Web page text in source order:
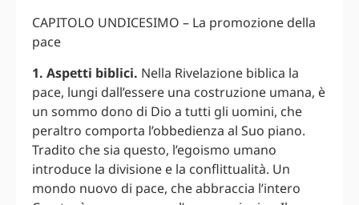
CAPITOLO UNDICESIMO – La promozione della
pace
1. Aspetti biblici. Nella Rivelazione biblica la
pace, lungi dall’essere una costruzione umana, è
un sommo dono di Dio a tutti gli uomini, che
peraltro comporta l’obbedienza al Suo piano.
Tradito che sia questo, l’egoismo umano
introduce la divisione e la conflittualità. Un
mondo nuovo di pace, che abbraccia l’intero